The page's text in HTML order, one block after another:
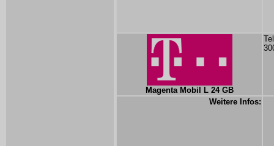
Magenta Mobil L 24 GB
Weitere Infos: